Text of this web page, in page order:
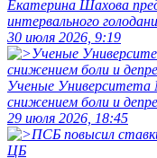
Екатерина Шахова
интервального
30 июля 2026, 9:19
Ученые Университета
снижением боли и
29 июля 2026, 18:45